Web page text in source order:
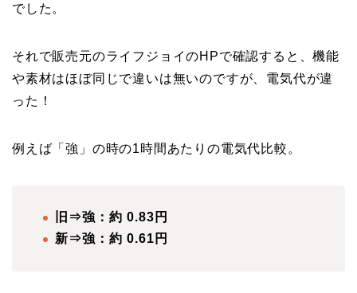
でした。
それで販売元のライフジョイのHPで確認すると、機能
や素材はほぼ同じで違いは無いのですが、電気代が違
った！
例えば「強」の時の1時間あたりの電気代比較。
旧⇒強：約 0.83円
新⇒強：約 0.61円